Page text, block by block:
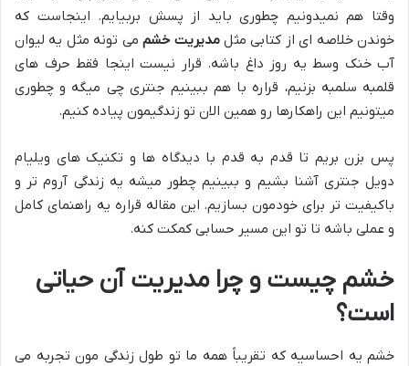
وقتا هم نمیدونیم چطوری باید از پسش بربیایم. اینجاست که
خوندن خلاصه ای از کتابی مثلمدیریت خشممی تونه مثل یه لیوان
آب خنک وسط یه روز داغ باشه. قرار نیست اینجا فقط حرف های
قلمبه سلمبه بزنیم، قراره با هم ببینیم جنتری چی میگه و چطوری
میتونیم این راهکارها رو همین الان تو زندگیمون پیاده کنیم.
پس بزن بریم تا قدم به قدم با دیدگاه ها و تکنیک های ویلیام
دویل جنتری آشنا بشیم و ببینیم چطور میشه یه زندگی آروم تر و
باکیفیت تر برای خودمون بسازیم. این مقاله قراره یه راهنمای کامل
و عملی باشه تا تو این مسیر حسابی کمکت کنه.
خشم چیست و چرا مدیریت آن حیاتی
است؟
خشم یه احساسیه که تقریباً همه ما تو طول زندگی مون تجربه می